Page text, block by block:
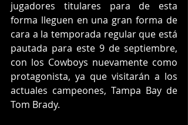
jugadores titulares para de esta
forma lleguen en una gran forma de
cara a la temporada regular que está
pautada para este 9 de septiembre,
con los Cowboys nuevamente como
protagonista, ya que visitarán a los
actuales campeones, Tampa Bay de
Tom Brady.